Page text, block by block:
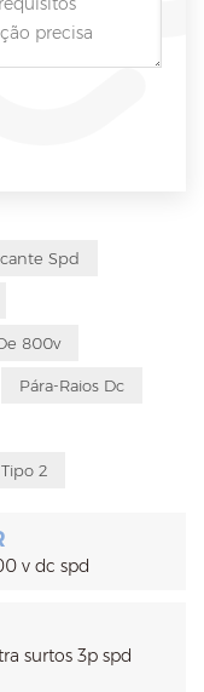
Spd
800v
Pára-Raios Dc
2
v dc spd
surtos 3p spd